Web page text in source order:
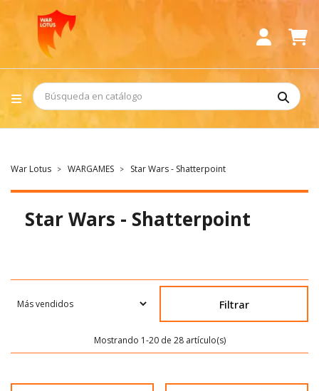
War Lotus WARGAMES Star Wars - Shatterpoint
Star Wars - Shatterpoint
Filtrar
Mostrando 1-20 de 28 artículo(s)